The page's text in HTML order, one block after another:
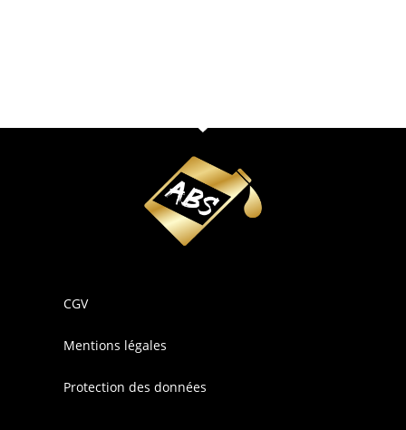
CGV
Mentions légales
Protection des données